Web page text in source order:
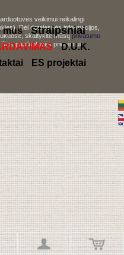
veikimui reikalingi
Dėl detalesnės informacijos,
skaitykite mūsųprivatumo
šios parduotuvės priėmimui,
mus Straipsniai
D.U.K.
ES projektai